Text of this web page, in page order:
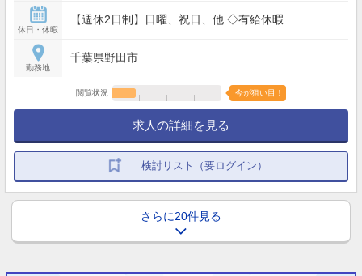
休日・休暇
【週休2日制】日曜、祝日、他 ◇有給休暇
勤務地
千葉県野田市
閲覧状況 今が狙い目！
求人の詳細を見る
検討リスト（要ログイン）
さらに20件見る